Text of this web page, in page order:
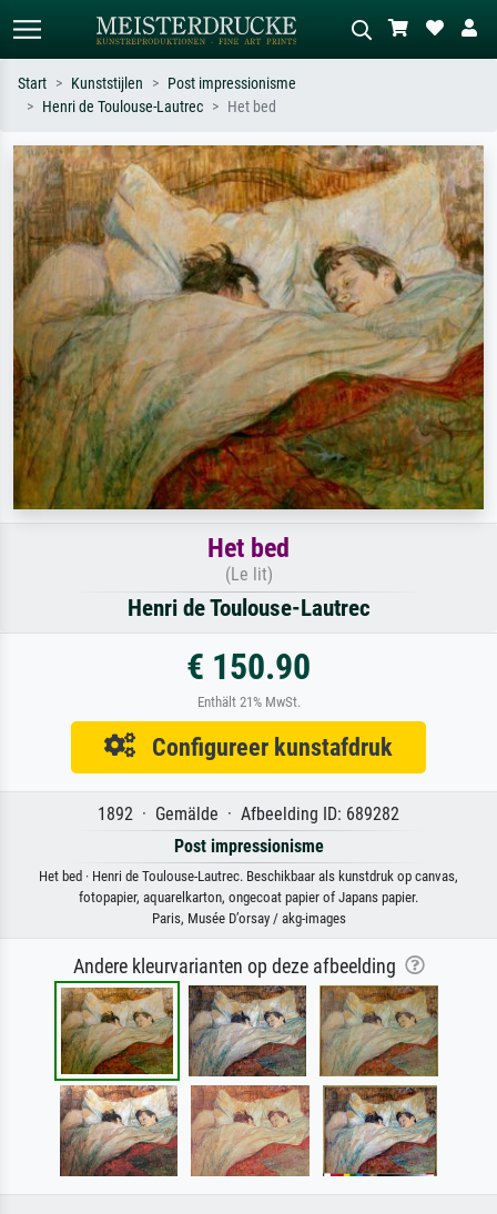
Zoek op kunstenaar, titel of stijl – bijv.
Monet, Sterrennacht, impressionisme,
Hokusai-golf, naakt.
Beschrijf de scène – bijv. groene
weide, abstract met veel rood, donker
olieverfschilderij, staand naakt naast
een boom.
Start Kunststijlen
Post impressionisme
Henri de Toulouse-Lautrec
Het bed
Het bed
(Le lit)
Henri de Toulouse-Lautrec
€ 150.90
Enthält 21% MwSt.
Configureer kunstafdruk
1892 · Gemälde · Afbeelding ID: 689282
Post impressionisme
Het bed · Henri de Toulouse-Lautrec. Beschikbaar als kunstdruk op canvas,
fotopapier, aquarelkarton, ongecoat papier of Japans papier.
Paris, Musée D’orsay / akg-images
Andere kleurvarianten op deze afbeelding